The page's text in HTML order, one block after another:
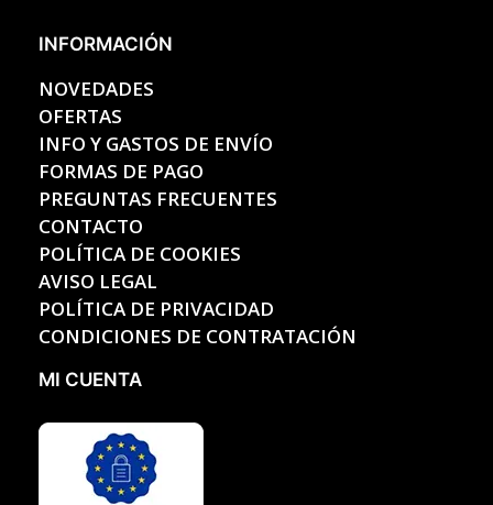
INFORMACIÓN
NOVEDADES
OFERTAS
INFO Y GASTOS DE ENVÍO
FORMAS DE PAGO
PREGUNTAS FRECUENTES
CONTACTO
POLÍTICA DE COOKIES
AVISO LEGAL
POLÍTICA DE PRIVACIDAD
CONDICIONES DE CONTRATACIÓN
MI CUENTA